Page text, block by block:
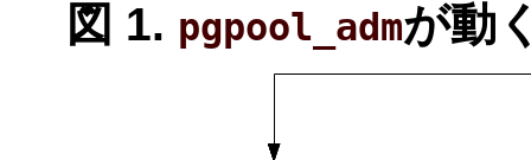
図 1. pgpool_admが動